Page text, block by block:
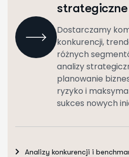
strategiczne
Dostarczamy
konkurencji,
różnych
analizy
planowanie
ryzyko i
sukces nowych
Analizy konkurencji i